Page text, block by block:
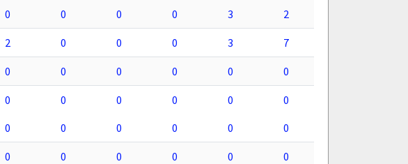
0 0 0 0 3 2
2 0 0 0 3 7
0 0 0 0 0 0
0 0 0 0 0
0
0 0 0 0 0 0
0 0 0 0 0 0